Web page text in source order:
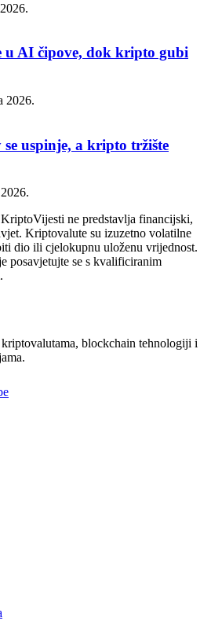
u AI čipove, dok kripto gubi
2026.
uspinje, a kripto tržište
KriptoVijesti ne predstavlja financijski,
Kriptovalute su izuzetno volatilne
dio ili cjelokupnu uloženu vrijednost.
posavjetujte se s kvalificiranim
blockchain tehnologiji i